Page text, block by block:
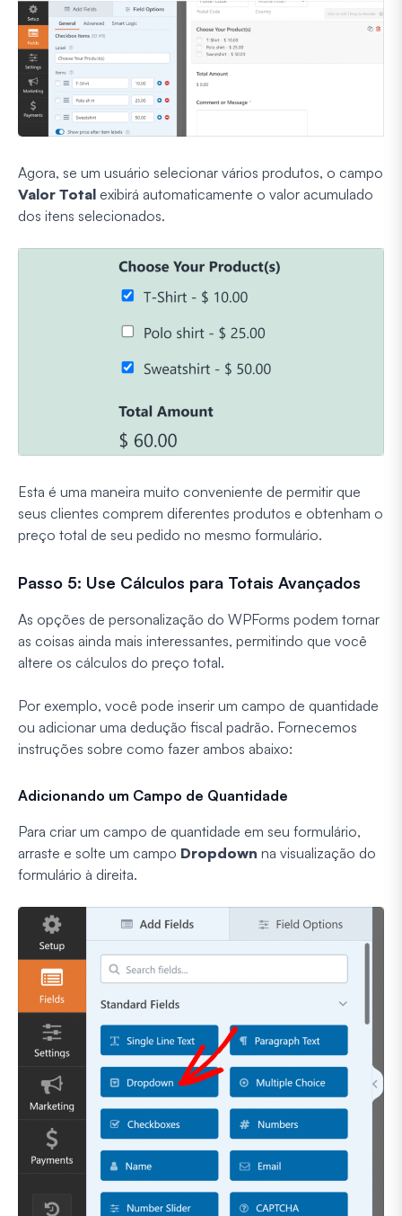
Agora, se um usuário selecionar vários produtos, o campo
Valor Total exibirá automaticamente o valor acumulado
dos itens selecionados.
Esta é uma maneira muito conveniente de permitir que
seus clientes comprem diferentes produtos e obtenham o
preço total de seu pedido no mesmo formulário.
Passo 5: Use Cálculos para Totais Avançados
As opções de personalização do WPForms podem tornar
as coisas ainda mais interessantes, permitindo que você
altere os cálculos do preço total.
Por exemplo, você pode inserir um campo de quantidade
ou adicionar uma dedução fiscal padrão. Fornecemos
instruções sobre como fazer ambos abaixo:
Adicionando um Campo de Quantidade
Para criar um campo de quantidade em seu formulário,
arraste e solte um campo Dropdown na visualização do
formulário à direita.